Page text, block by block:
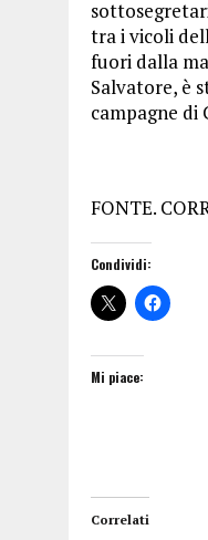
tra i vicoli
fuori dalla
Salvatore, è
campagne di
FONTE.
Condividi:
Mi piace:
Correlati